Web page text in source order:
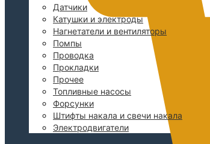
Датчики
Катушки и электроды
Нагнетатели и вентиляторы
Помпы
Проводка
Прокладки
Прочее
Топливные насосы
Форсунки
Штифты накала и свечи накала
Электродвигатели